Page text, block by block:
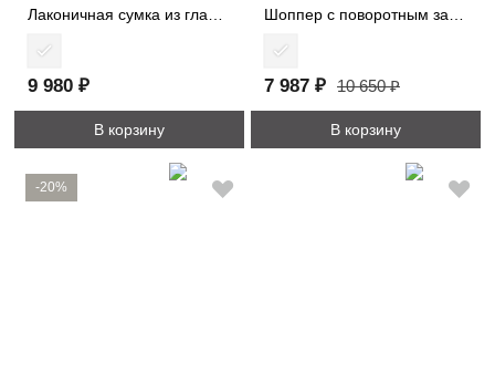
9 980 ₽
В корзину
7 987 ₽ 10 650 ₽
В корзину
-20%